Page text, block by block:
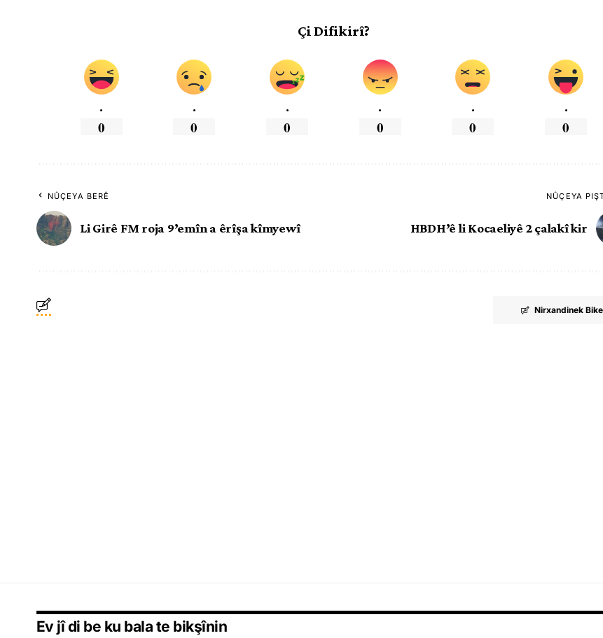
Çi Difikirî?
.
0
.
0
.
0
.
0
.
0
.
0
NÛÇEYA BERÊ
Li Girê FM roja 9’emîn a êrîşa kîmyewî
NÛÇEYA
HBDH’ê li Kocaeliyê 2 çalakî kir
Nirxandinek Bike
Ev jî di be ku bala te bikşînin